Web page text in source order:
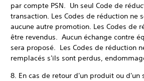
par compte PSN. Un seul Code de
transaction. Les Codes de réduction ne
aucune autre promotion. Les Codes de
être revendus. Aucun échange contre
sera proposé. Les Codes de réduction
remplacés s'ils sont perdus,
8. En cas de retour d'un produit ou d'un